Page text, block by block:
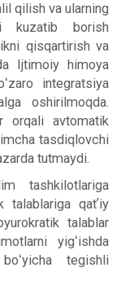
qilish va ularning
kuzatib borish
qisqartirish va
Ijtimoiy himoya
integratsiya
oshirilmoqda.
orqali avtomatik
tasdiqlovchi
tutmaydi.
tashkilotlariga
talablariga qatʼiy
talablar
yigʻishda
tegishli